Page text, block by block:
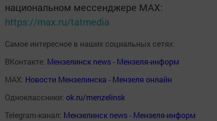
национальном мессенджере MАХ:
https://max.ru/tatmedia
Самое интересное в наших социальных сетях:
ВКонтакте: Мензелинск news - Мензеля-информ
MAX: Новости Мензелинска - Мензеля онлайн
Одноклассники: ok.ru/menzelinsk
Telegram-канал: Мензелинск news - Мензеля-информ